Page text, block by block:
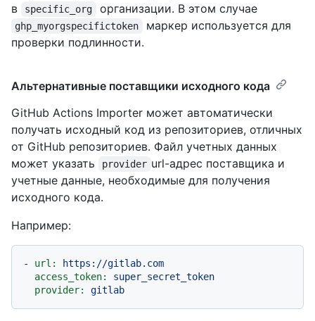
в
specific_org организации. В этом случае
ghp_myorgspecifictoken
маркер используется для
проверки подлинности.
Альтернативные поставщики исходного кода
GitHub Actions Importer может автоматически
получать исходный код из репозиториев, отличных
от GitHub репозиториев. Файл учетных данных
может указать
provider url-адрес поставщика и
учетные данные, необходимые для получения
исходного кода.
Например:
- url:
https://gitlab.com
access_token:
super_secret_token
provider:
gitlab